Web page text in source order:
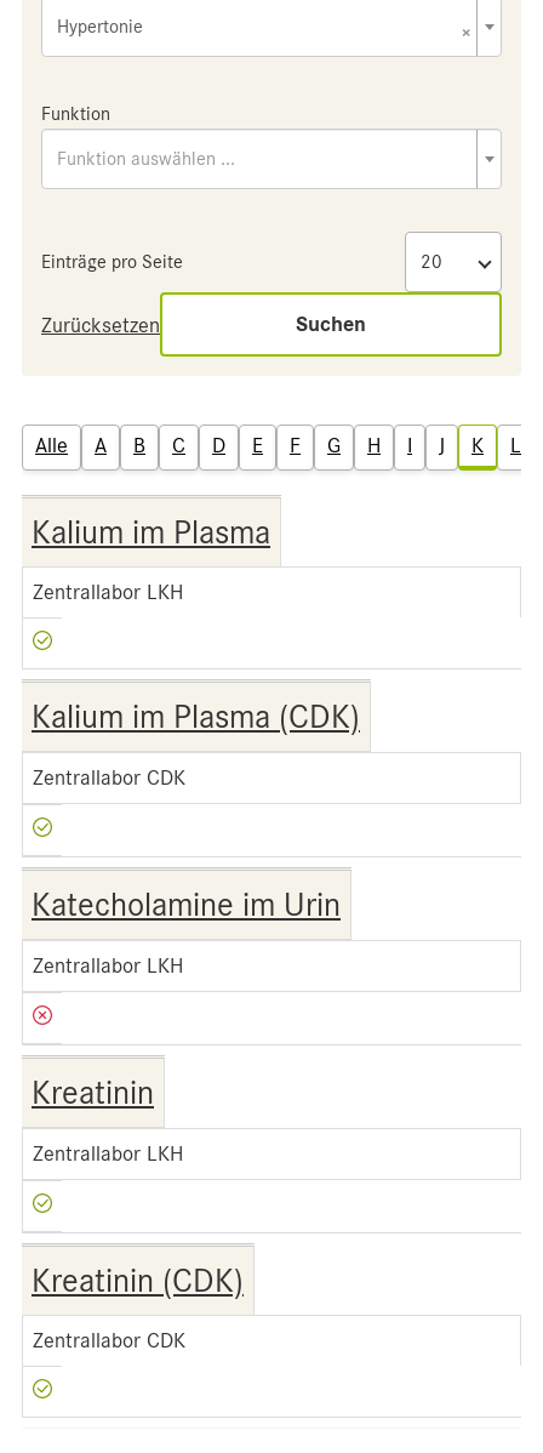
×
Hypertonie
Funktion
Funktion auswählen ...
Einträge pro Seite
Zurücksetzen Suchen
Alle A B C D E F G H I J K L
Kalium im Plasma
Zentrallabor LKH
Kalium im Plasma (CDK)
Zentrallabor CDK
Katecholamine im Urin
Zentrallabor LKH
Kreatinin
Zentrallabor LKH
Kreatinin (CDK)
Zentrallabor CDK